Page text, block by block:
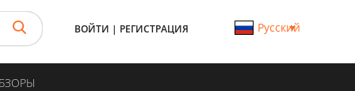
ВОЙТИ | РЕГИСТРАЦИЯ Русский